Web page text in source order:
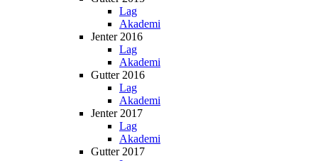
Lag
Akademi
Jenter 2016
Lag
Akademi
Gutter 2016
Lag
Akademi
Jenter 2017
Lag
Akademi
Gutter 2017